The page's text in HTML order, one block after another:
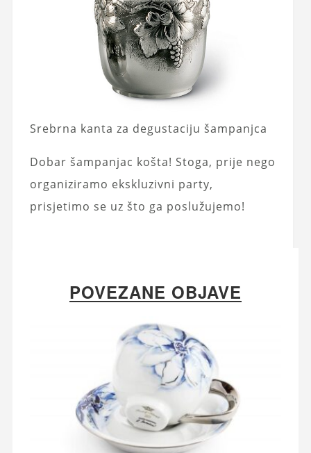
Srebrna kanta za degustaciju šampanjca
Dobar šampanjac košta! Stoga, prije nego
organiziramo ekskluzivni party,
prisjetimo se uz što ga poslužujemo!
POVEZANE OBJAVE